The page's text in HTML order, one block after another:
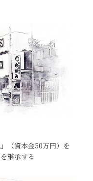
（資本金50万円）を
継承する